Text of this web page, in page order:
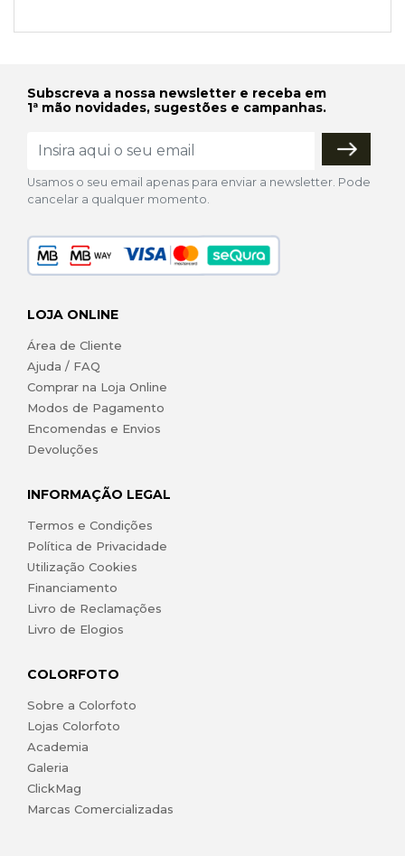
Subscreva a nossa newsletter e receba em
1ª mão novidades, sugestões e campanhas.
Usamos o seu email apenas para enviar a newsletter. Pode
cancelar a qualquer momento.
LOJA ONLINE
Área de Cliente
Ajuda / FAQ
Comprar na Loja Online
Modos de Pagamento
Encomendas e Envios
Devoluções
INFORMAÇÃO LEGAL
Termos e Condições
Política de Privacidade
Utilização Cookies
Financiamento
Livro de Reclamações
Livro de Elogios
COLORFOTO
Sobre a Colorfoto
Lojas Colorfoto
Academia
Galeria
ClickMag
Marcas Comercializadas